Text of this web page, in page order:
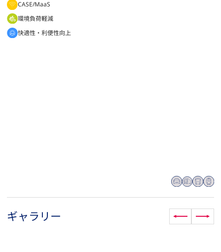
CASE/MaaS
環境負荷軽減
快適性・利便性向上
ギャラリー